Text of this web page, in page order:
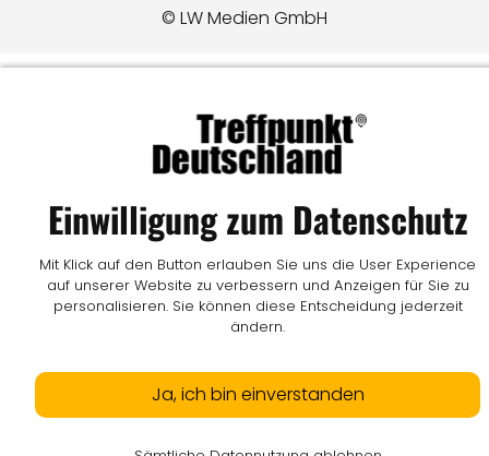
© LW Medien GmbH
Einwilligung zum Datenschutz
Mit Klick auf den Button erlauben Sie uns die User Experience
auf unserer Website zu verbessern und Anzeigen für Sie zu
personalisieren. Sie können diese Entscheidung jederzeit
ändern.
Ja, ich bin einverstanden